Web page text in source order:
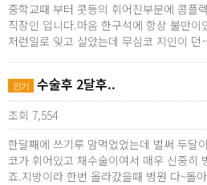
중학교때 부터 콧등의 휘어진부분에 콤플
직장인 입니다.마음 한구석에 항상 불만이
저런일로 잊고 살았는데 무심코 지인이
인기 수술후 2달후..
조회 7,554
한달째에 쓰기루 맘먹었었는데 벌써 두달
코가 휘어있고 재수술이여서 매우 신중히
죠.지방이라 한번 올라갔을때 병원 다~돌